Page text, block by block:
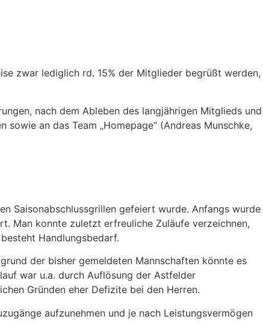
zwar lediglich rd. 15% der Mitglieder begrüßt werden,
nach dem Ableben des langjährigen Mitglieds und
an das Team „Homepage“ (Andreas Munschke,
Saisonabschlussgrillen gefeiert wurde. Anfangs wurde
Man konnte zuletzt erfreuliche Zuläufe verzeichnen,
Handlungsbedarf.
der bisher gemeldeten Mannschaften könnte es
war u.a. durch Auflösung der Astfelder
Gründen eher Defizite bei den Herren.
aufzunehmen und je nach Leistungsvermögen